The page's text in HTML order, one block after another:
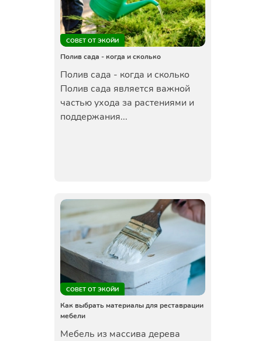
СОВЕТ ОТ ЭКОЙИ
Полив сада - когда и сколько
Полив сада - когда и сколько
Полив сада является важной
частью ухода за растениями и
поддержания...
СОВЕТ ОТ ЭКОЙИ
Как выбрать материалы для реставрации
мебели
Мебель из массива дерева